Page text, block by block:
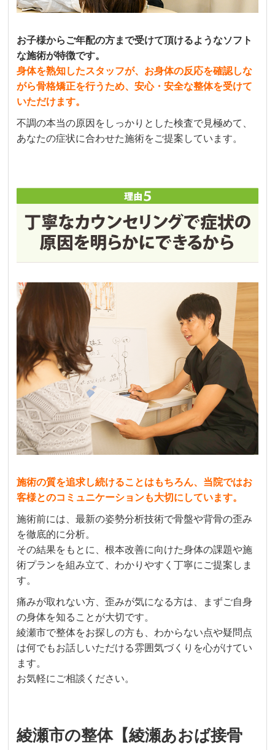
お子様からご年配の方まで受けて頂けるようなソフト
な施術が特徴です。
身体を熟知したスタッフが、お身体の反応を確認しな
がら骨格矯正を行うため、安心・安全な整体を受けて
いただけます。
不調の本当の原因をしっかりとした検査で見極めて、
あなたの症状に合わせた施術をご提案しています。
施術の質を追求し続けることはもちろん、当院ではお
客様とのコミュニケーションも大切にしています。
施術前には、最新の姿勢分析技術で骨盤や背骨の歪み
を徹底的に分析。
その結果をもとに、根本改善に向けた身体の課題や施
術プランを組み立て、わかりやすく丁寧にご提案しま
す。
痛みが取れない方、歪みが気になる方は、まずご自身
の身体を知ることが大切です。
綾瀬市で整体をお探しの方も、わからない点や疑問点
は何でもお話しいただける雰囲気づくりを心がけてい
ます。
お気軽にご相談ください。
綾瀬市の整体【綾瀬あおば接骨